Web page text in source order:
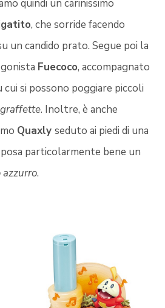
quindi un carinissimo
, che sorride facendo
un candido prato. Segue poi la
Fuecoco, accompagnato
cui si possono poggiare piccoli
graffette. Inoltre, è anche
Quaxly seduto ai piedi di una
particolarmente bene un
.